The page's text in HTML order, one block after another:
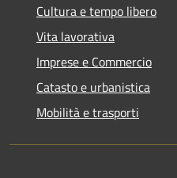
Cultura e tempo libero
Vita lavorativa
Imprese e Commercio
Catasto e urbanistica
Mobilità e trasporti